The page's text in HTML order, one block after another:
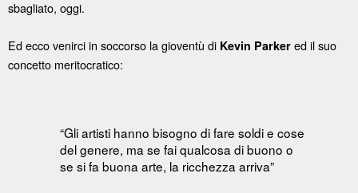
sbagliato, oggi.
Ed ecco venirci in soccorso la gioventù di Kevin Parker ed il suo
concetto meritocratico:
“Gli artisti hanno bisogno di fare soldi e cose
del genere, ma se fai qualcosa di buono o
se si fa buona arte, la ricchezza arriva”